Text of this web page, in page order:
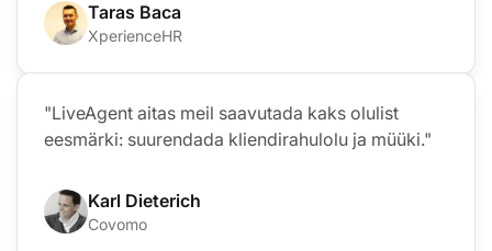
Taras Baca
XperienceHR
"LiveAgent aitas meil saavutada kaks olulist
eesmärki: suurendada kliendirahulolu ja müüki."
Karl Dieterich
Covomo